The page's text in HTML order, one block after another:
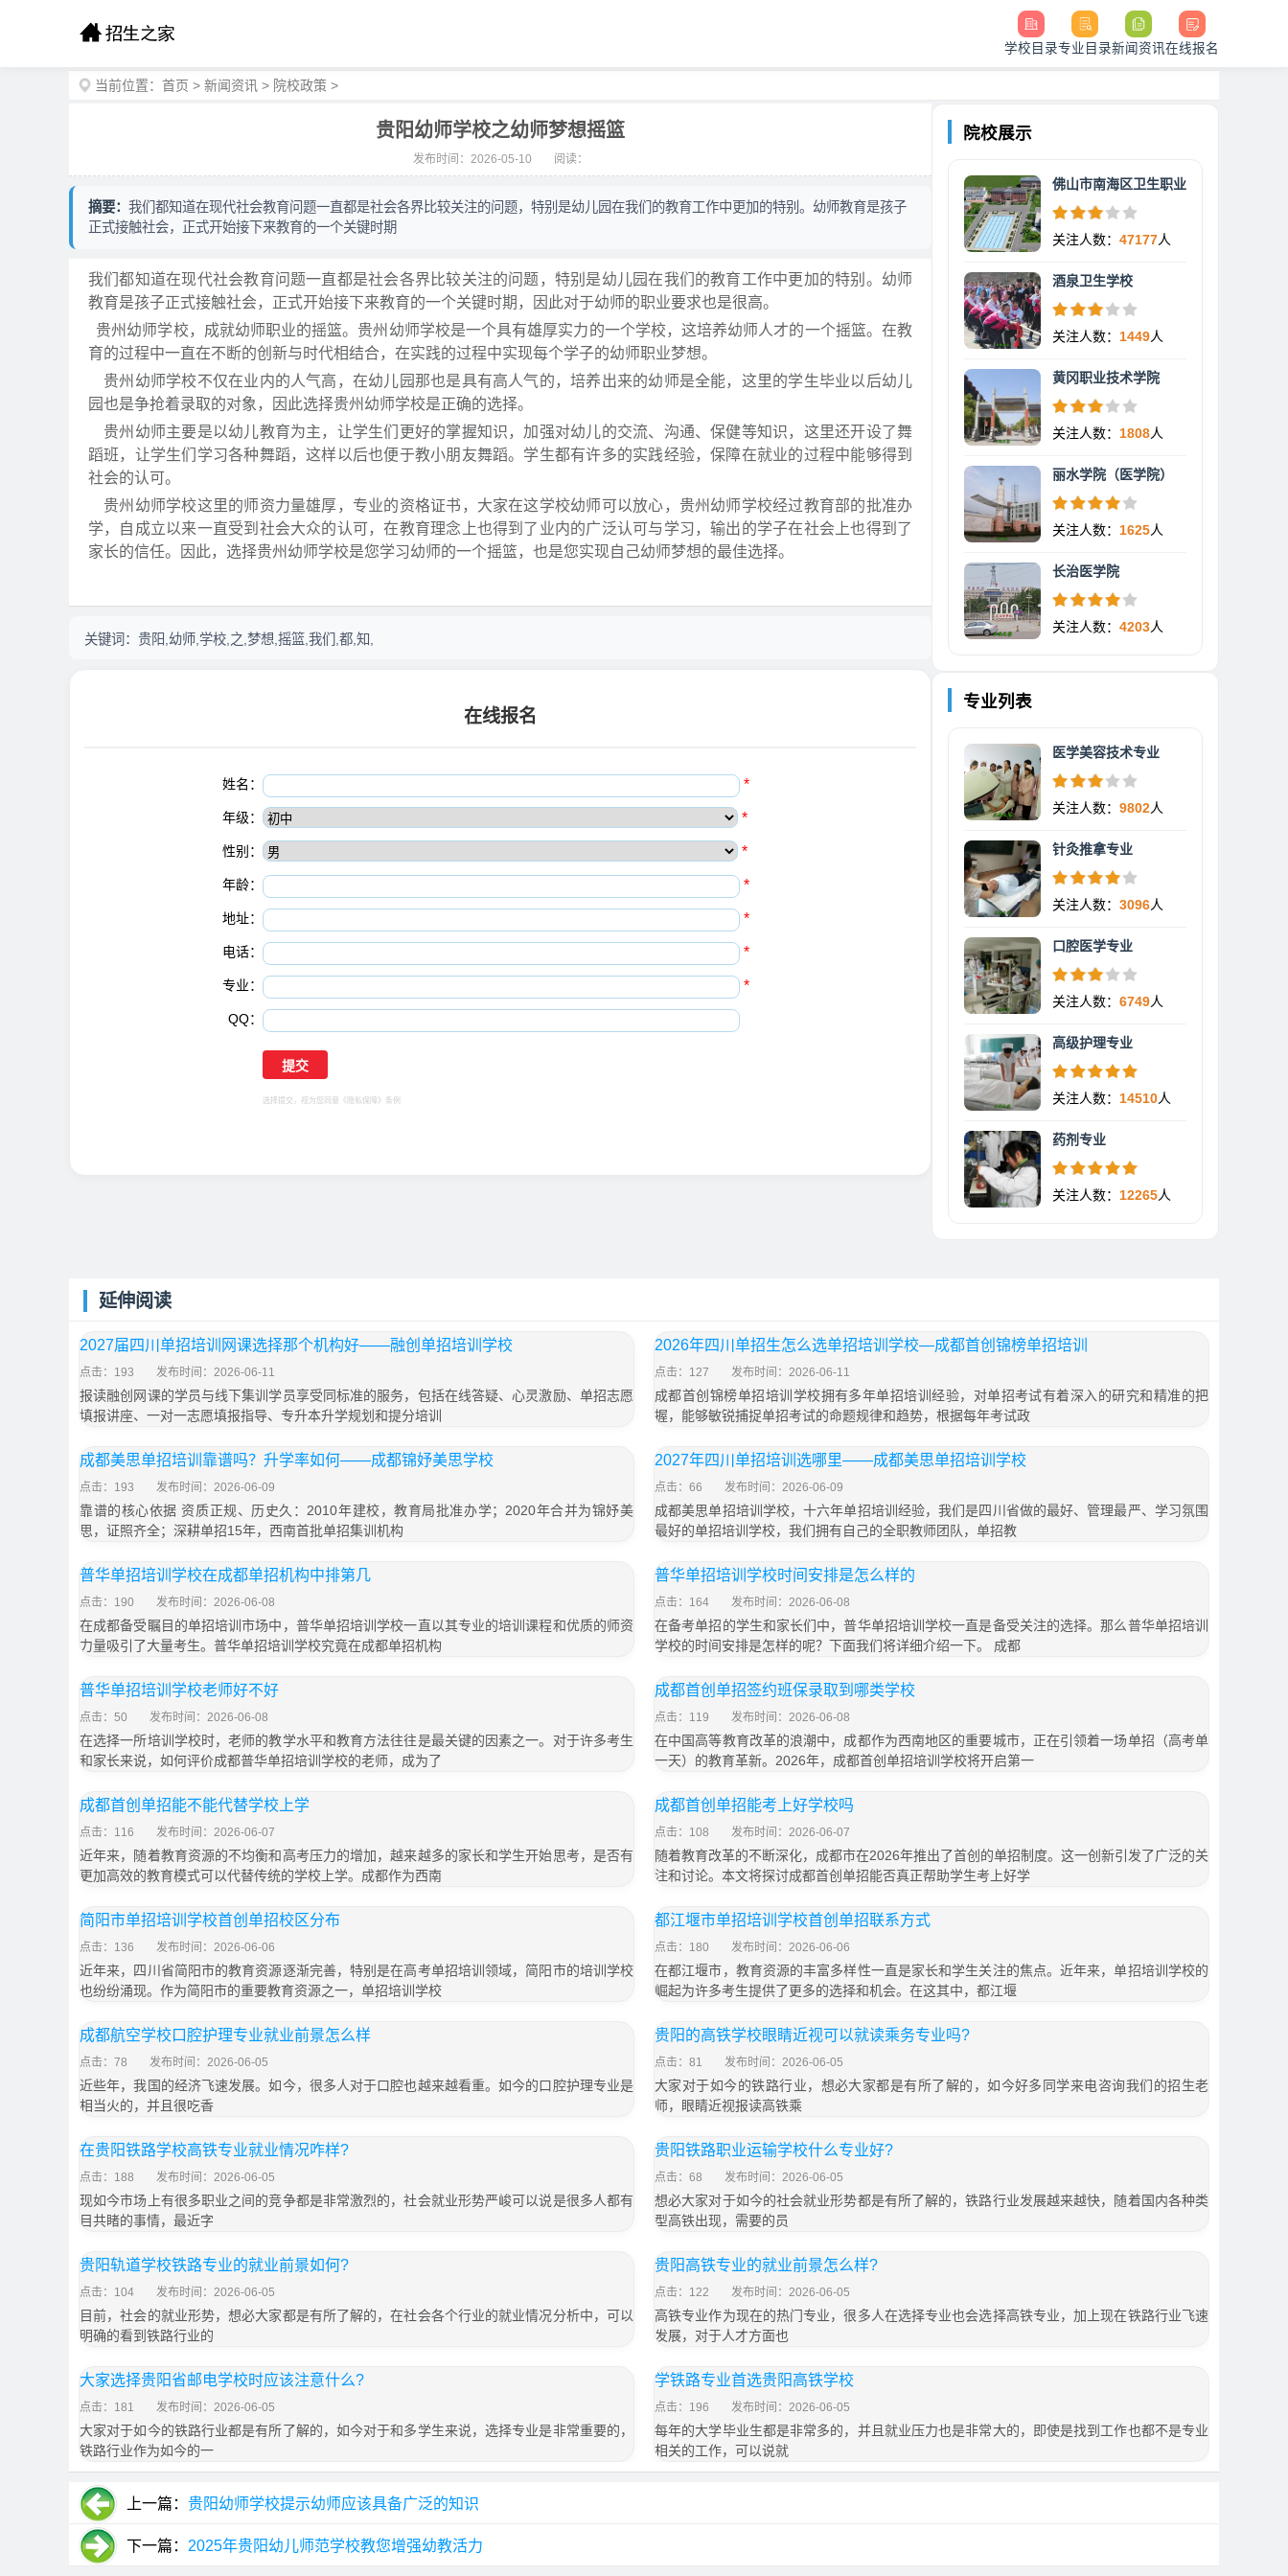
学校目录专业目录新闻资讯在线报名
当前位置： 首页 > 新闻资讯 > 院校政策 >
贵阳幼师学校之幼师梦想摇篮
发布时间：2026-05-10 阅读：
摘要： 我们都知道在现代社会教育问题一直都是社会各界比较关注的问题，特别是幼儿园在我们的教育工作中更加的特别。幼师教育是孩子
正式接触社会，正式开始接下来教育的一个关键时期
我们都知道在现代社会教育问题一直都是社会各界比较关注的问题，特别是幼儿园在我们的教育工作中更加的特别。幼师
教育是孩子正式接触社会，正式开始接下来教育的一个关键时期，因此对于幼师的职业要求也是很高。
贵州幼师学校，成就幼师职业的摇篮。贵州幼师学校是一个具有雄厚实力的一个学校，这培养幼师人才的一个摇篮。在教
育的过程中一直在不断的创新与时代相结合，在实践的过程中实现每个学子的幼师职业梦想。
贵州幼师学校不仅在业内的人气高，在幼儿园那也是具有高人气的，培养出来的幼师是全能，这里的学生毕业以后幼儿
园也是争抢着录取的对象，因此选择贵州幼师学校是正确的选择。
贵州幼师主要是以幼儿教育为主，让学生们更好的掌握知识，加强对幼儿的交流、沟通、保健等知识，这里还开设了舞
蹈班，让学生们学习各种舞蹈，这样以后也便于教小朋友舞蹈。学生都有许多的实践经验，保障在就业的过程中能够得到
社会的认可。
贵州幼师学校这里的师资力量雄厚，专业的资格证书，大家在这学校幼师可以放心，贵州幼师学校经过教育部的批准办
学，自成立以来一直受到社会大众的认可，在教育理念上也得到了业内的广泛认可与学习，输出的学子在社会上也得到了
家长的信任。因此，选择贵州幼师学校是您学习幼师的一个摇篮，也是您实现自己幼师梦想的最佳选择。
关键词： 贵阳,幼师,学校,之,梦想,摇篮,我们,都,知,
在线报名
姓名： *
年级： *
性别： *
年龄： *
地址： *
电话： *
专业： *
QQ：
选择提交，视为您同意 《隐私保障》 条例
院校展示
佛山市南海区卫生职业
关注人数： 47177人
酒泉卫生学校
关注人数： 1449人
黄冈职业技术学院
关注人数： 1808人
丽水学院（医学院）
关注人数： 1625人
长治医学院
关注人数： 4203人
专业列表
医学美容技术专业
关注人数： 9802人
针灸推拿专业
关注人数： 3096人
口腔医学专业
关注人数： 6749人
高级护理专业
关注人数： 14510人
药剂专业
关注人数： 12265人
延伸阅读
2027届四川单招培训网课选择那个机构好——融创单招培训学校
点击：193 发布时间：2026-06-11
报读融创网课的学员与线下集训学员享受同标准的服务，包括在线答疑、心灵激励、单招志愿
填报讲座、一对一志愿填报指导、专升本升学规划和提分培训
2026年四川单招生怎么选单招培训学校—成都首创锦榜单招培训
点击：127 发布时间：2026-06-11
成都首创锦榜单招培训学校拥有多年单招培训经验，对单招考试有着深入的研究和精准的把
握，能够敏锐捕捉单招考试的命题规律和趋势，根据每年考试政
成都美思单招培训靠谱吗？升学率如何——成都锦妤美思学校
点击：193 发布时间：2026-06-09
靠谱的核心依据 资质正规、历史久：2010年建校，教育局批准办学；2020年合并为锦妤美
思，证照齐全；深耕单招15年，西南首批单招集训机构
2027年四川单招培训选哪里——成都美思单招培训学校
点击：66 发布时间：2026-06-09
成都美思单招培训学校，十六年单招培训经验，我们是四川省做的最好、管理最严、学习氛围
最好的单招培训学校，我们拥有自己的全职教师团队，单招教
普华单招培训学校在成都单招机构中排第几
点击：190 发布时间：2026-06-08
在成都备受瞩目的单招培训市场中，普华单招培训学校一直以其专业的培训课程和优质的师资
力量吸引了大量考生。普华单招培训学校究竟在成都单招机构
普华单招培训学校时间安排是怎么样的
点击：164 发布时间：2026-06-08
在备考单招的学生和家长们中，普华单招培训学校一直是备受关注的选择。那么普华单招培训
学校的时间安排是怎样的呢？下面我们将详细介绍一下。 成都
普华单招培训学校老师好不好
点击：50 发布时间：2026-06-08
在选择一所培训学校时，老师的教学水平和教育方法往往是最关键的因素之一。对于许多考生
和家长来说，如何评价成都普华单招培训学校的老师，成为了
成都首创单招签约班保录取到哪类学校
点击：119 发布时间：2026-06-08
在中国高等教育改革的浪潮中，成都作为西南地区的重要城市，正在引领着一场单招（高考单
一天）的教育革新。2026年，成都首创单招培训学校将开启第一
成都首创单招能不能代替学校上学
点击：116 发布时间：2026-06-07
近年来，随着教育资源的不均衡和高考压力的增加，越来越多的家长和学生开始思考，是否有
更加高效的教育模式可以代替传统的学校上学。成都作为西南
成都首创单招能考上好学校吗
点击：108 发布时间：2026-06-07
随着教育改革的不断深化，成都市在2026年推出了首创的单招制度。这一创新引发了广泛的关
注和讨论。本文将探讨成都首创单招能否真正帮助学生考上好学
简阳市单招培训学校首创单招校区分布
点击：136 发布时间：2026-06-06
近年来，四川省简阳市的教育资源逐渐完善，特别是在高考单招培训领域，简阳市的培训学校
也纷纷涌现。作为简阳市的重要教育资源之一，单招培训学校
都江堰市单招培训学校首创单招联系方式
点击：180 发布时间：2026-06-06
在都江堰市，教育资源的丰富多样性一直是家长和学生关注的焦点。近年来，单招培训学校的
崛起为许多考生提供了更多的选择和机会。在这其中，都江堰
成都航空学校口腔护理专业就业前景怎么样
点击：78 发布时间：2026-06-05
近些年，我国的经济飞速发展。如今，很多人对于口腔也越来越看重。如今的口腔护理专业是
相当火的，并且很吃香
贵阳的高铁学校眼睛近视可以就读乘务专业吗?
点击：81 发布时间：2026-06-05
大家对于如今的铁路行业，想必大家都是有所了解的，如今好多同学来电咨询我们的招生老
师，眼睛近视报读高铁乘
在贵阳铁路学校高铁专业就业情况咋样?
点击：188 发布时间：2026-06-05
现如今市场上有很多职业之间的竞争都是非常激烈的，社会就业形势严峻可以说是很多人都有
目共睹的事情，最近字
贵阳铁路职业运输学校什么专业好?
点击：68 发布时间：2026-06-05
想必大家对于如今的社会就业形势都是有所了解的，铁路行业发展越来越快，随着国内各种类
型高铁出现，需要的员
贵阳轨道学校铁路专业的就业前景如何?
点击：104 发布时间：2026-06-05
目前，社会的就业形势，想必大家都是有所了解的，在社会各个行业的就业情况分析中，可以
明确的看到铁路行业的
贵阳高铁专业的就业前景怎么样?
点击：122 发布时间：2026-06-05
高铁专业作为现在的热门专业，很多人在选择专业也会选择高铁专业，加上现在铁路行业飞速
发展，对于人才方面也
大家选择贵阳省邮电学校时应该注意什么?
点击：181 发布时间：2026-06-05
大家对于如今的铁路行业都是有所了解的，如今对于和多学生来说，选择专业是非常重要的，
铁路行业作为如今的一
学铁路专业首选贵阳高铁学校
点击：196 发布时间：2026-06-05
每年的大学毕业生都是非常多的，并且就业压力也是非常大的，即使是找到工作也都不是专业
相关的工作，可以说就
上一篇： 贵阳幼师学校提示幼师应该具备广泛的知识
下一篇： 2025年贵阳幼儿师范学校教您增强幼教活力